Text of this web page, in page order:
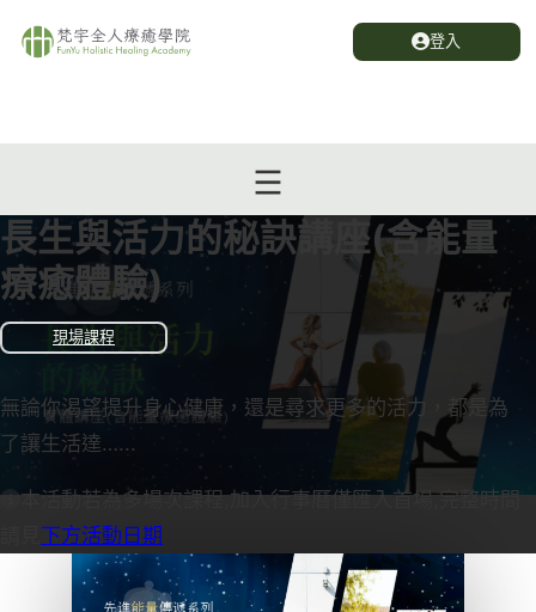
登入
長生與活力的秘訣講座(含能量
療癒體驗)
現場課程
無論你渴望提升身心健康，還是尋求更多的活力，都是為
了讓生活達…...
本活動若為多場次課程,加入行事曆僅匯入首場,完整時間
下方活動日期